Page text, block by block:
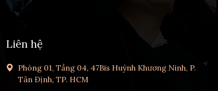
Liên hệ
Phòng 01, Tầng 04, 47Bis Huỳnh Khương Ninh, P.
Tân Định, TP. HCM